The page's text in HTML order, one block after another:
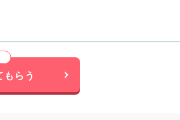
らう